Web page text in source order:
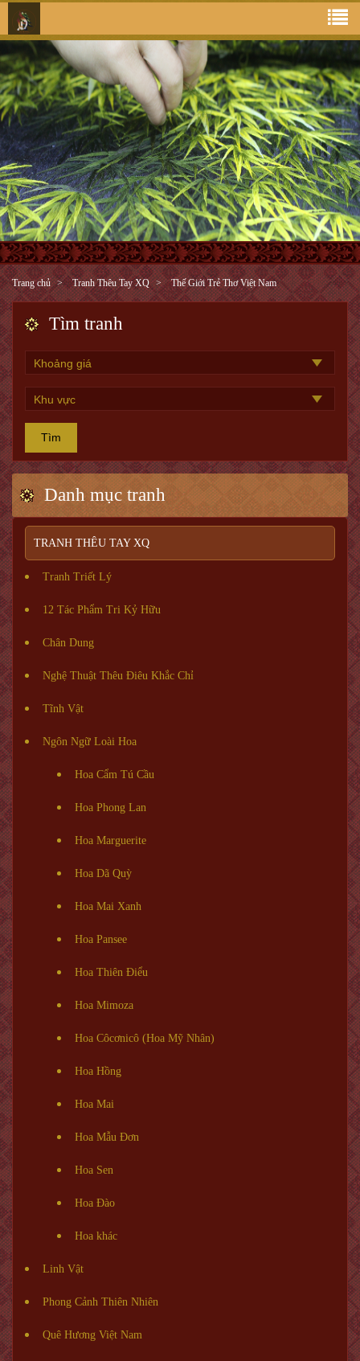
Trang chủ Tranh Thêu Tay XQ Thế Giới Trẻ Thơ Việt Nam
Tìm tranh
Tìm
Danh mục tranh
TRANH THÊU TAY XQ
Tranh Triết Lý
12 Tác Phẩm Tri Kỷ Hữu
Chân Dung
Nghệ Thuật Thêu Điêu Khắc Chỉ
Tĩnh Vật
Ngôn Ngữ Loài Hoa
Hoa Cẩm Tú Cầu
Hoa Phong Lan
Hoa Marguerite
Hoa Dã Quỳ
Hoa Mai Xanh
Hoa Pansee
Hoa Thiên Điểu
Hoa Mimoza
Hoa Côcơnicô (Hoa Mỹ Nhân)
Hoa Hồng
Hoa Mai
Hoa Mẫu Đơn
Hoa Sen
Hoa Đào
Hoa khác
Linh Vật
Phong Cảnh Thiên Nhiên
Quê Hương Việt Nam